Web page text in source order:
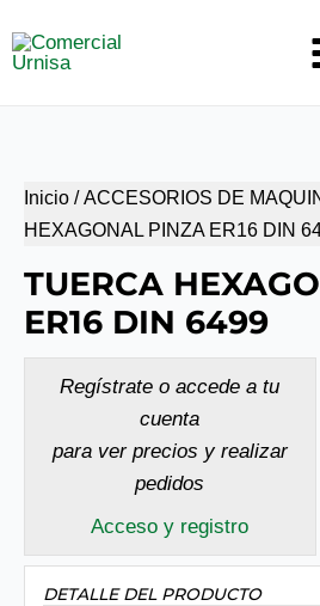
al
Inicio /ACCESORIOS DE
HEXAGONAL PINZA ER16 DIN
TUERCA
ER16 DIN 6499
Regístrate o accede a tu
cuenta
para ver precios y realizar
pedidos
Acceso y registro
DETALLE DEL PRODUCTO